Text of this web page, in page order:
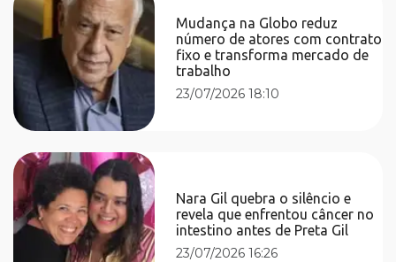
Mudança na Globo reduz
número de atores com contrato
fixo e transforma mercado de
trabalho
23/07/2026 18:10
Nara Gil quebra o silêncio e
revela que enfrentou câncer no
intestino antes de Preta Gil
23/07/2026 16:26